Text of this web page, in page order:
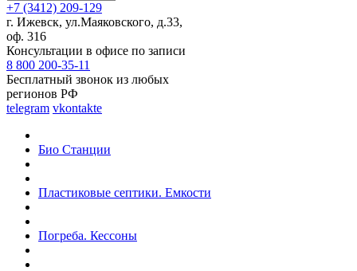
+7 (3412) 209-129
г. Ижевск, ул.Маяковского, д.33,
оф. 316
Консультации в офисе по записи
8 800 200-35-11
Бесплатный звонок из любых
регионов РФ
telegram vkontakte
Био Станции
Пластиковые септики. Емкости
Погреба. Кессоны